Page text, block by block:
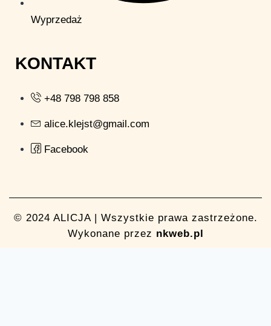
Wyprzedaż
KONTAKT
+48 798 798 858
alice.klejst@gmail.com
Facebook
© 2024 ALICJA | Wszystkie prawa zastrzeżone.
Wykonane przez nkweb.pl